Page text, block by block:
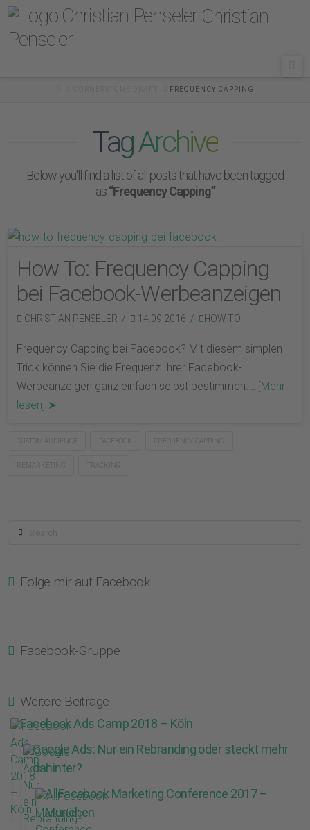
Christian
Penseler
FREQUENCY CAPPING
Tag Archive
Below you'll find a list of all posts that have been tagged
as“Frequency Capping”
How To: Frequency Capping
bei Facebook-Werbeanzeigen
CHRISTIAN PENSELER 14.09.2016 HOW TO
Frequency Capping bei Facebook? Mit diesem simplen
Trick können Sie die Frequenz Ihrer Facebook-
Werbeanzeigen ganz einfach selbst bestimmen.…
[Mehr
lesen] ➤
CUSTOM AUDIENCE FACEBOOK FREQUENCY CAPPING
REMARKETING TRACKING
Search
Folge mir auf Facebook
Facebook-Gruppe
Weitere Beiträge
Facebook Ads Camp 2018 – Köln
Google Ads: Nur ein Rebranding oder steckt mehr
dahinter?
AllFacebook Marketing Conference 2017 –
München